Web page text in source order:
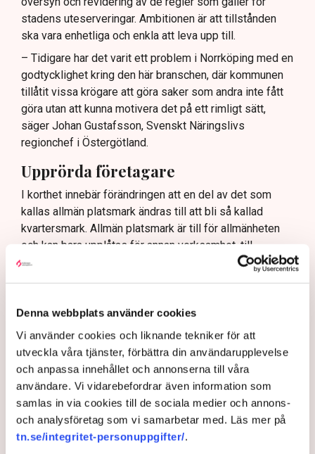
Denna webbplats använder cookies
Vi använder cookies och liknande tekniker för att
utveckla våra tjänster, förbättra din användarupplevelse
och anpassa innehållet och annonserna till våra
användare. Vi vidarebefordrar även information som
samlas in via cookies till de sociala medier och annons-
och analysföretag som vi samarbetar med. Läs mer på
tn.se/integritet-personuppgifter/.
sommaren.
stadens uteserveringar. Ambitionen är att tillstånden
ska vara enhetliga och enkla att leva upp till.
– Tidigare har det varit ett problem i Norrköping med en
godtycklighet kring den här branschen, där kommunen
tillåtit vissa krögare att göra saker som andra inte fått
göra utan att kunna motivera det på ett rimligt sätt,
säger Johan Gustafsson, Svenskt Näringslivs
regionchef i Östergötland.
Upprörda företagare
I korthet innebär förändringen att en del av det som
kallas allmän platsmark ändras till att bli så kallad
kvartersmark. Allmän platsmark är till för allmänheten
och kan bara upplåtas för annan verksamhet, till
exempel en uteservering, under begränsad tid och får
– Det har funnits konstruktioner runt uteserveringarna
som inte varit öppna och sådana är inte tillåtna på
offentlig mark. Därför görs förändringarna, säger Maria
Egebäck, enhetschef på driftstöd och service i
Norrköping.
Förändringen från allmän platsmark till kvartersmark
medger att den kan hyras ut under längre tid och andra
villkor. Det kräver dock en ändring i detaljplanen för